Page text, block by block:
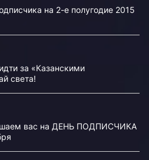
на 2-е полугодие 2015
за «Казанскими
света!
вас на ДЕНЬ ПОДПИСЧИКА